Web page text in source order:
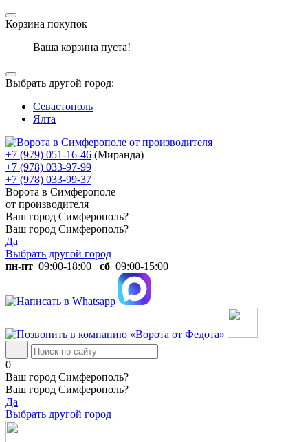
Корзина покупок
Ваша корзина пуста!
Выбрать другой город:
Севастополь
Ялта
+7 (979) 051-16-46 (Миранда)
+7 (978) 033-97-99
+7 (978) 033-99-37
Ворота в Симферополе
от производителя
Ваш город Симферополь?
Ваш город Симферополь?
Да
Выбрать другой город
пн-пт 09:00-18:00 сб 09:00-15:00
0
Ваш город Симферополь?
Ваш город Симферополь?
Да
Выбрать другой город